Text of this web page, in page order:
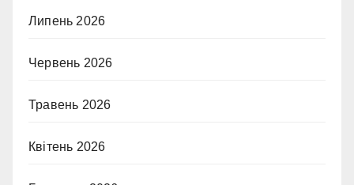
Липень 2026
Червень 2026
Травень 2026
Квітень 2026